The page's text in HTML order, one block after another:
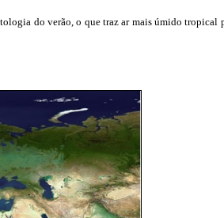
do verão, o que traz ar mais úmido tropical